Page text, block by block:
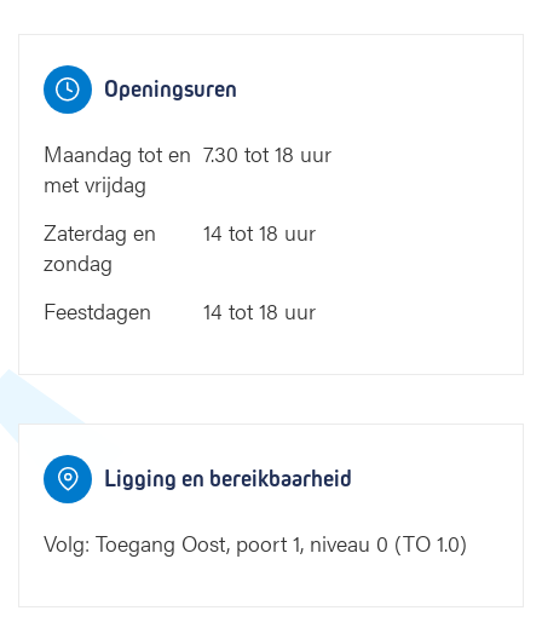
Openingsuren
Maandag tot en
met vrijdag
7.30 tot 18 uur
Zaterdag en
zondag
14 tot 18 uur
Feestdagen 14 tot 18 uur
Ligging en bereikbaarheid
Volg: Toegang Oost, poort 1, niveau 0 (TO 1.0)